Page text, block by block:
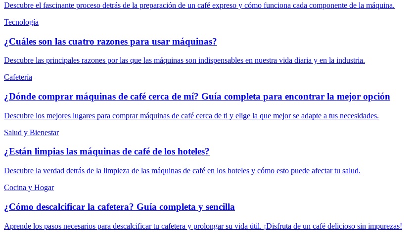
Descubre el fascinante proceso detrás de la preparación de un café expreso y cómo funciona cada componente de la máquina.
Tecnología
¿Cuáles son las cuatro razones para usar máquinas?
Descubre las principales razones por las que las máquinas son indispensables en nuestra vida diaria y en la industria.
Cafetería
¿Dónde comprar máquinas de café cerca de mí? Guía completa para encontrar la mejor opción
Descubre los mejores lugares para comprar máquinas de café cerca de ti y elige la que mejor se adapte a tus necesidades.
Salud y Bienestar
¿Están limpias las máquinas de café de los hoteles?
Descubre la verdad detrás de la limpieza de las máquinas de café en los hoteles y cómo esto puede afectar tu salud.
Cocina y Hogar
¿Cómo descalcificar la cafetera? Guía completa y sencilla
Aprende los pasos necesarios para descalcificar tu cafetera y prolongar su vida útil. ¡Disfruta de un café delicioso sin impurezas!